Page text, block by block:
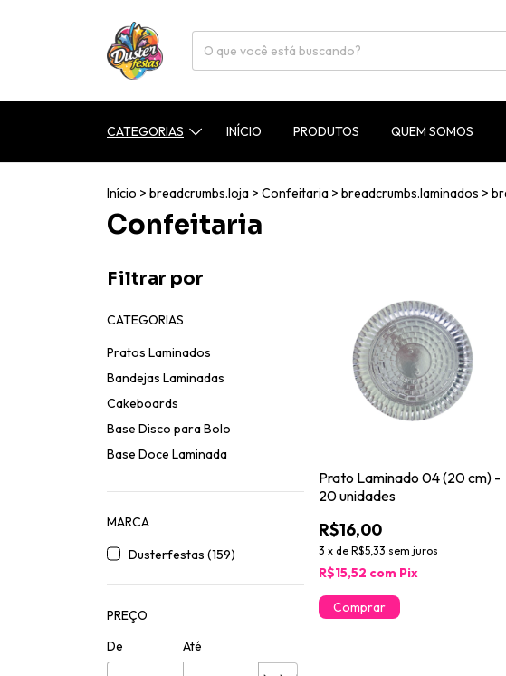
CATEGORIAS INÍCIO PRODUTOS QUEM SOMOS
Início > breadcrumbs.loja > Confeitaria > breadcrumbs.laminados >
Confeitaria
Filtrar por
CATEGORIAS
Pratos Laminados
Bandejas Laminadas
Cakeboards
Base Disco para Bolo
Base Doce Laminada
MARCA
Dusterfestas (159)
PREÇO
De
Até
Prato Laminado 04 (20 cm) -
20 unidades
R$16,00
3 x deR$5,33 sem juros
R$15,52 com Pix